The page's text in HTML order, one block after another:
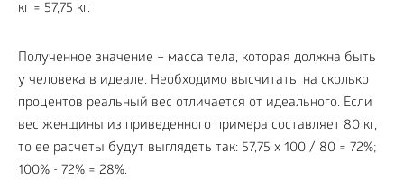
кг = 57,75 кг.
Полученное значение – масса тела, которая должна быть
у человека в идеале. Необходимо высчитать, на сколько
процентов реальный вес отличается от идеального. Если
вес женщины из приведенного примера составляет 80 кг,
то ее расчеты будут выглядеть так: 57,75 x 100 / 80 = 72%;
100% - 72% = 28%.